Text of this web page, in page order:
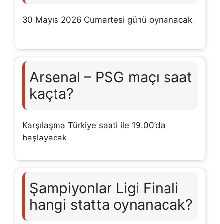
30 Mayıs 2026 Cumartesi günü oynanacak.
Arsenal – PSG maçı saat
kaçta?
Karşılaşma Türkiye saati ile 19.00’da
başlayacak.
Şampiyonlar Ligi Finali
hangi statta oynanacak?